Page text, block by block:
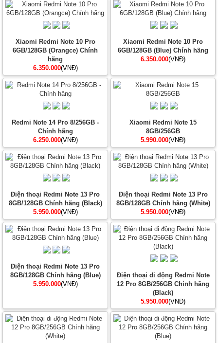
Xiaomi Redmi Note 10 Pro
6GB/128GB (Orangce) Chính
hãng
6.350.000(VNĐ)
Xiaomi Redmi Note 10 Pro
6GB/128GB (Blue) Chính hãng
6.350.000(VNĐ)
Redmi Note 14 Pro 8/256GB -
Chính hãng
6.250.000(VNĐ)
Xiaomi Redmi Note 15
8GB/256GB
5.990.000(VNĐ)
Điện thoại Redmi Note 13 Pro
8GB/128GB Chính hãng (Black)
5.950.000(VNĐ)
Điện thoại Redmi Note 13 Pro
8GB/128GB Chính hãng (White)
5.950.000(VNĐ)
Điện thoại Redmi Note 13 Pro
8GB/128GB Chính hãng (Blue)
5.950.000(VNĐ)
Điện thoại di động Redmi Note
12 Pro 8GB/256GB Chính hãng
(Black)
5.950.000(VNĐ)